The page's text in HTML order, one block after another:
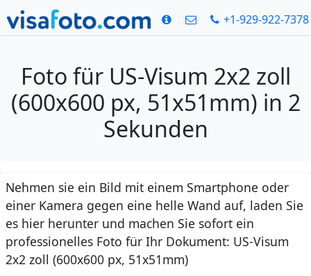
+1-929-922-7378
Foto für US-Visum 2x2 zoll
(600x600 px, 51x51mm) in 2
Sekunden
Nehmen sie ein Bild mit einem Smartphone oder
einer Kamera gegen eine helle Wand auf, laden Sie
es hier herunter und machen Sie sofort ein
professionelles Foto für Ihr Dokument: US-Visum
2x2 zoll (600x600 px, 51x51mm)